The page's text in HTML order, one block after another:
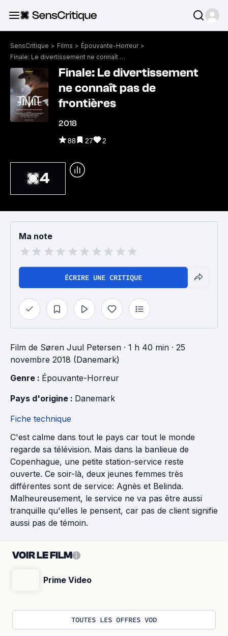
SensCritique > Films > Épouvante-Horreur >
Finale: Le divertissement ne connaît pas de frontières
Finale: Le divertissement
ne connaît pas de
frontières
2018
88 27 2
4
Ma note
ÉCRIRE UNE CRITIQUE
Film de Søren Juul Petersen · 1 h 40 min · 25
novembre 2018 (Danemark)
Genre : Épouvante-Horreur
Pays d'origine : Danemark
Fiche technique
C'est calme dans tout le pays car tout le monde
regarde sa télévision. Mais dans la banlieue de
Copenhague, une petite station-service reste
ouverte. Ce soir-là, deux jeunes femmes très
différentes sont de service: Agnès et Belinda.
Malheureusement, le service ne va pas être aussi
tranquille qu'elles le pensent, car pas de client signifie
aussi pas de témoin.
VOIR LE FILM
Prime Video
TOUTES LES OFFRES VOD